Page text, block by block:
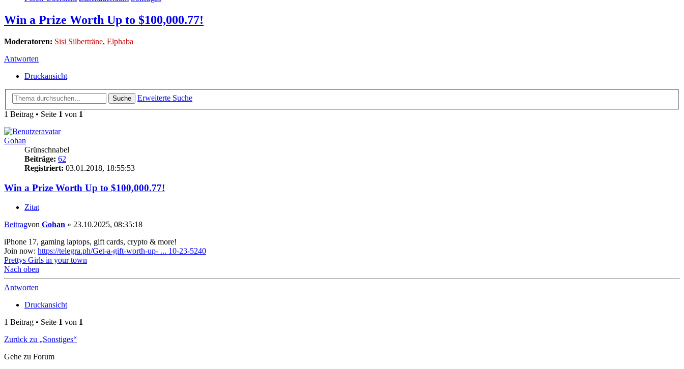
Win a Prize Worth Up to $100,000.77!
Moderatoren: Sisi Silberträne, Elphaba
Antworten
Druckansicht
Suche
Erweiterte Suche
1 Beitrag • Seite 1 von 1
Gohan
Grünschnabel
Beiträge: 62
Registriert: 03.01.2018, 18:55:53
Win a Prize Worth Up to $100,000.77!
Zitat
Beitragvon Gohan » 23.10.2025, 08:35:18
iPhone 17, gaming laptops, gift cards, crypto & more!
Join now: https://telegra.ph/Get-a-gift-worth-up- ... 10-23-5240
Prettys Girls in your town
Nach oben
Antworten
Druckansicht
1 Beitrag • Seite 1 von 1
Zurück zu „Sonstiges“
Gehe zu Forum